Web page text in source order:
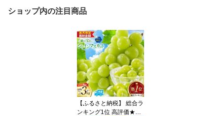
ショップ内の注目商品
【ふるさと納税】 総合ラ
ンキング1位 高評価★5.0